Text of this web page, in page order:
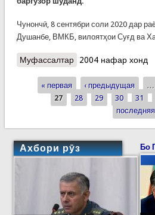
Чунончӣ, 8 сентябри соли 2020 дар
Душанбе, ВМКБ, вилоятҳои Суғд ва
Муфассалтаро Ҷашни Истиқлоли
ва қисмҳои ҳарбӣ
2004 нафар хонд
Страницы
« первая ‹ предыдущая …
27
28 29 30 31
Ахбори рӯз Бо